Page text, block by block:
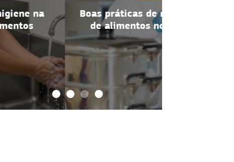
Boas práticas de manipulação
de alimentos no dia a dia